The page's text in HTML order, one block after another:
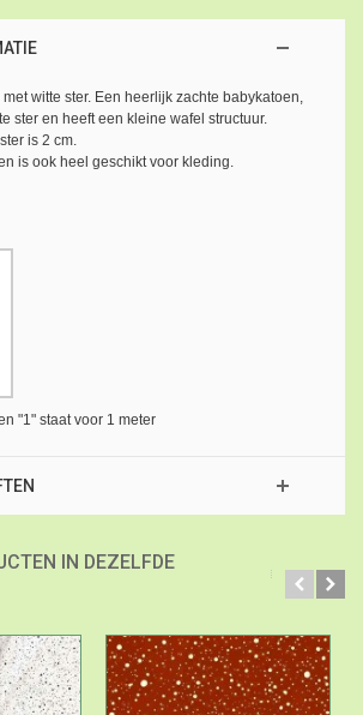
witte ster. Een heerlijk zachte babykatoen,
ster en heeft een kleine wafel structuur.
is 2 cm.
is ook heel geschikt voor kleding.
"1" staat voor 1 meter
IN DEZELFDE